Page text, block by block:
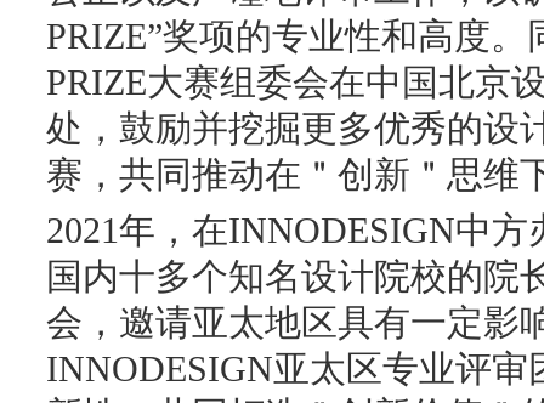
PRIZE”奖项的专业性和高度
PRIZE大赛组委会在中国北京
处，鼓励并挖掘更多优秀的设
赛，共同推动在＂创新＂思维
2021年，在INNODESIGN中
国内十多个知名设计院校的院
会，邀请亚太地区具有一定影
INNODESIGN亚太区专业评